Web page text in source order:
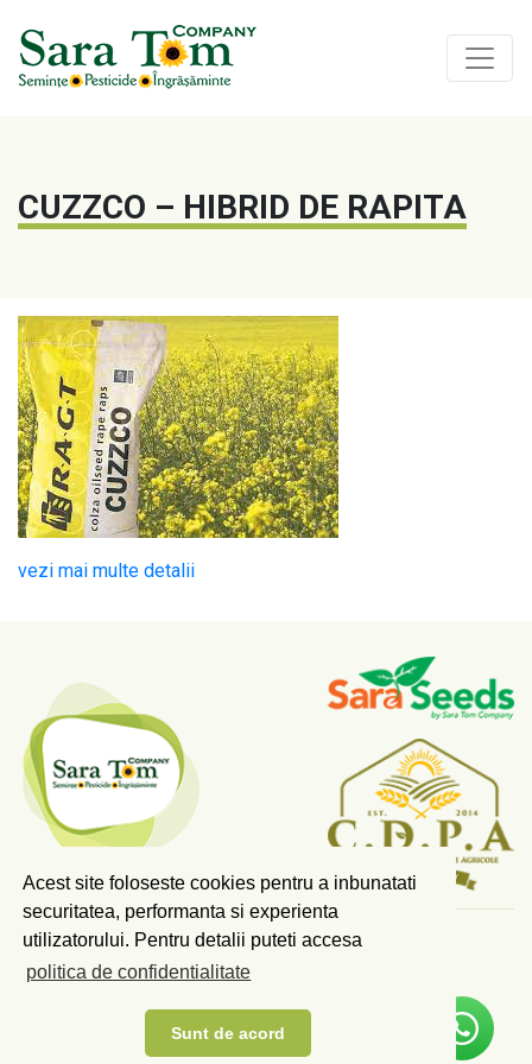
Acest site foloseste cookies pentru a inbunatati
securitatea, performanta si experienta
utilizatorului. Pentru detalii puteti accesa
politica de confidentialitate
Sunt de acord
CUZZCO – HIBRID DE RAPITA
vezi mai multe detalii
COPYRIGHT © 2026 SARA TOM COMPANY SRL.
TOATE DREPTURILE REZERVATE.
PLAN DE MASURI PDRAScrieti-ne pe Whatsapp!